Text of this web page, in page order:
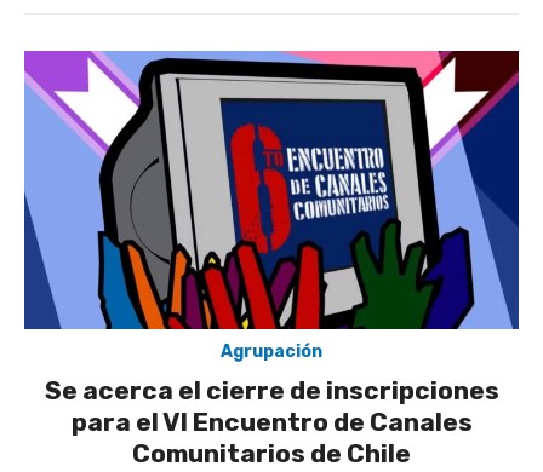
Agrupación
Se acerca el cierre de inscripciones
para el VI Encuentro de Canales
Comunitarios de Chile